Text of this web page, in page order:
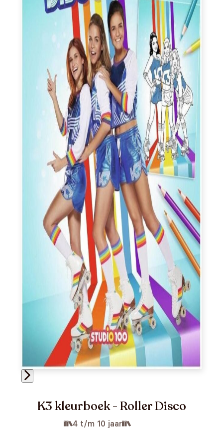
K3 kleurboek - Roller Disco
4 t/m 10 jaar